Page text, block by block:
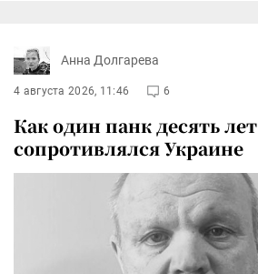
Анна Долгарева
4 августа 2026, 11:46 6
Как один панк десять лет
сопротивлялся Украине